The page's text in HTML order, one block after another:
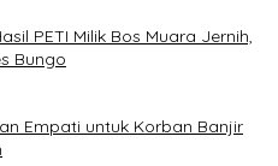
PETI Milik Bos Muara Jernih,
Bungo
Empati untuk Korban Banjir